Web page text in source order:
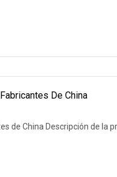
De China
de China Descripción de la